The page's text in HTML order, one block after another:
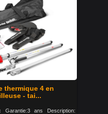
thermique 4 en
- tai...
Garantie:3 ans Description: